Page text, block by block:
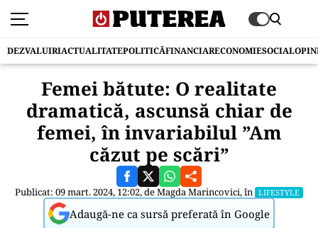
DEZVALUIRIACTUALITATEPOLITICĂFINANCIARECONOMIESOCIAL
Femei bătute: O realitate
dramatică, ascunsă chiar de
femei, în invariabilul ”Am
căzut pe scări”
Publicat: 09 mart. 2024, 12:02, deMagda Marincovici, în LIFESTYLE
Adaugă-ne ca sursă preferată în Google